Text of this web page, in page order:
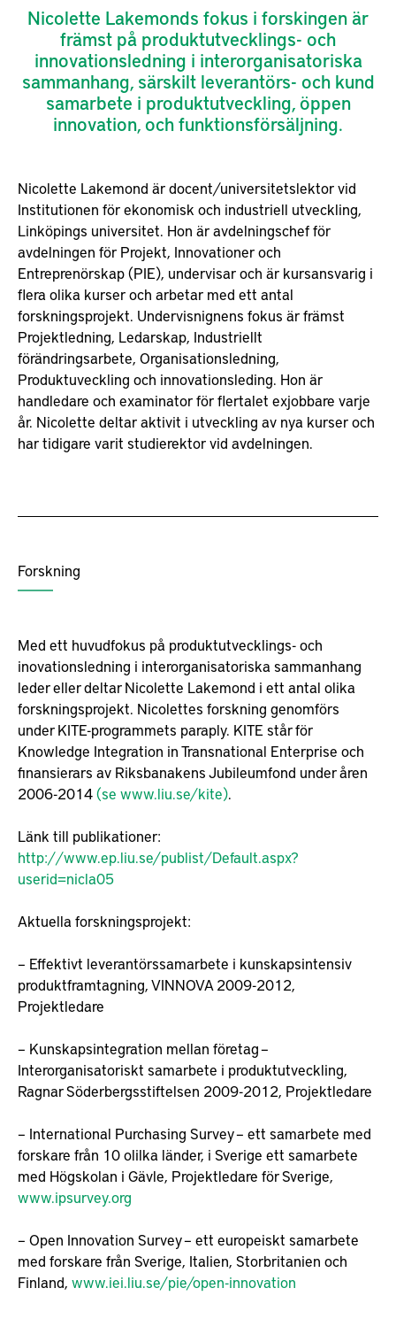
Nicolette Lakemonds fokus i forskingen är
främst på produktutvecklings- och
innovationsledning i interorganisatoriska
sammanhang, särskilt leverantörs- och kund
samarbete i produktutveckling, öppen
innovation, och funktionsförsäljning.
Nicolette Lakemond är docent/universitetslektor vid
Institutionen för ekonomisk och industriell utveckling,
Linköpings universitet. Hon är avdelningschef för
avdelningen för Projekt, Innovationer och
Entreprenörskap (PIE), undervisar och är kursansvarig i
flera olika kurser och arbetar med ett antal
forskningsprojekt. Undervisnignens fokus är främst
Projektledning, Ledarskap, Industriellt
förändringsarbete, Organisationsledning,
Produktuveckling och innovationsleding. Hon är
handledare och examinator för flertalet exjobbare varje
år. Nicolette deltar aktivit i utveckling av nya kurser och
har tidigare varit studierektor vid avdelningen.
Forskning
Med ett huvudfokus på produktutvecklings- och
inovationsledning i interorganisatoriska sammanhang
leder eller deltar Nicolette Lakemond i ett antal olika
forskningsprojekt. Nicolettes forskning genomförs
under KITE-programmets paraply. KITE står för
Knowledge Integration in Transnational Enterprise och
finansierars av Riksbanakens Jubileumfond under åren
2006-2014(se www.liu.se/kite).
Länk till publikationer:
http://www.ep.liu.se/publist/Default.aspx?
userid=nicla05
Aktuella forskningsprojekt:
– Effektivt leverantörssamarbete i kunskapsintensiv
produktframtagning, VINNOVA 2009-2012,
Projektledare
– Kunskapsintegration mellan företag –
Interorganisatoriskt samarbete i produktutveckling,
Ragnar Söderbergsstiftelsen 2009-2012, Projektledare
– International Purchasing Survey – ett samarbete med
forskare från 10 olilka länder, i Sverige ett samarbete
med Högskolan i Gävle, Projektledare för Sverige,
www.ipsurvey.org
– Open Innovation Survey – ett europeiskt samarbete
med forskare från Sverige, Italien, Storbritanien och
Finland, www.iei.liu.se/pie/open-innovation